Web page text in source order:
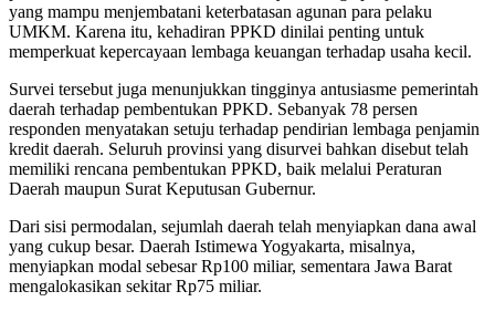
yang mampu menjembatani keterbatasan agunan para pelaku
UMKM. Karena itu, kehadiran PPKD dinilai penting untuk
memperkuat kepercayaan lembaga keuangan terhadap usaha kecil.
Survei tersebut juga menunjukkan tingginya antusiasme pemerintah
daerah terhadap pembentukan PPKD. Sebanyak 78 persen
responden menyatakan setuju terhadap pendirian lembaga penjamin
kredit daerah. Seluruh provinsi yang disurvei bahkan disebut telah
memiliki rencana pembentukan PPKD, baik melalui Peraturan
Daerah maupun Surat Keputusan Gubernur.
Dari sisi permodalan, sejumlah daerah telah menyiapkan dana awal
yang cukup besar. Daerah Istimewa Yogyakarta, misalnya,
menyiapkan modal sebesar Rp100 miliar, sementara Jawa Barat
mengalokasikan sekitar Rp75 miliar.